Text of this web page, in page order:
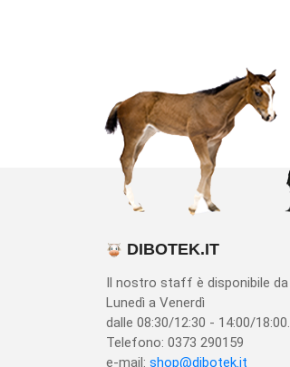
DIBOTEK.IT
Il nostro staff è disponibile da
Lunedì a Venerdì
dalle 08:30/12:30 - 14:00/18:00.
Telefono: 0373 290159
e-mail: shop@dibotek.it